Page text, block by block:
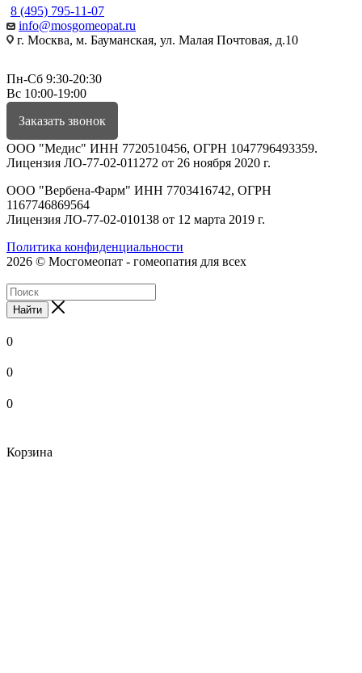
8 (495) 795-11-07
info@mosgomeopat.ru
г. Москва, м. Бауманская, ул. Малая Почтовая, д.10
Пн-Сб 9:30-20:30
Вс 10:00-19:00
Заказать звонок
ООО "Медис" ИНН 7720510456, ОГРН 1047796493359.
Лицензия ЛО-77-02-011272 от 26 ноября 2020 г.
ООО "Вербена-Фарм" ИНН 7703416742, ОГРН
1167746869564
Лицензия ЛО-77-02-010138 от 12 марта 2019 г.
Политика конфиденциальности
2026 © Мосгомеопат - гомеопатия для всех
Найти
0
0
0
Корзина